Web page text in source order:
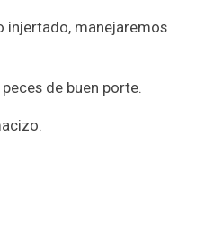
injertado, manejaremos
de buen porte.